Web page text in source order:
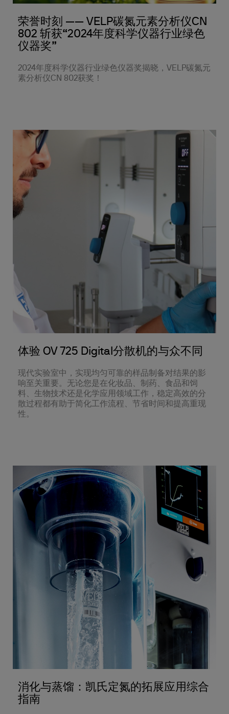
荣誉时刻 —— VELP碳氮元素分析仪CN
802 斩获“2024年度科学仪器行业绿色
仪器奖”
2024年度科学仪器行业绿色仪器奖揭晓，VELP碳氮元
素分析仪CN 802获奖！
体验 OV 725 Digital分散机的与众不同
现代实验室中，实现均匀可靠的样品制备对结果的影
响至关重要。无论您是在化妆品、制药、食品和饲
料、生物技术还是化学应用领域工作，稳定高效的分
散过程都有助于简化工作流程、节省时间和提高重现
性。
消化与蒸馏：凯氏定氮的拓展应用综合
指南